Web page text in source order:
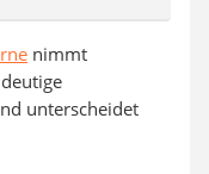
nimmt
unterscheidet